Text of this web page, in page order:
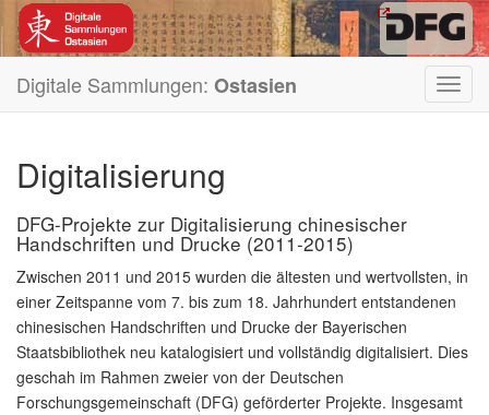
Digitale Sammlungen: Ostasien
Digitalisierung
DFG-Projekte zur Digitalisierung chinesischer
Handschriften und Drucke (2011-2015)
Zwischen 2011 und 2015 wurden die ältesten und wertvollsten, in
einer Zeitspanne vom 7. bis zum 18. Jahrhundert entstandenen
chinesischen Handschriften und Drucke der Bayerischen
Staatsbibliothek neu katalogisiert und vollständig digitalisiert. Dies
geschah im Rahmen zweier von der Deutschen
Forschungsgemeinschaft (DFG) geförderter Projekte. Insgesamt